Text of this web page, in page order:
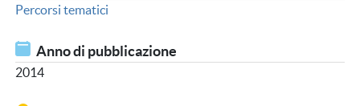
Percorsi tematici
Anno di pubblicazione
2014